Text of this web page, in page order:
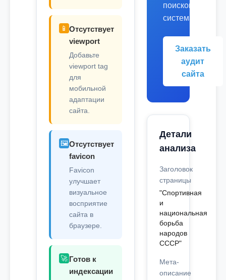
📱 Отсутствует
viewport
Добавьте
viewport tag
для
мобильной
адаптации
сайта.
🖼️Отсутствует
favicon
Favicon
улучшает
визуальное
восприятие
сайта в
браузере.
🚀 Готов к
индексации
поисковых
системах.
Заказать
аудит
сайта
Детали
анализа
Заголовок
страницы
"Спортивная
и
национальная
борьба
народов
СССР"
Мета-
описание